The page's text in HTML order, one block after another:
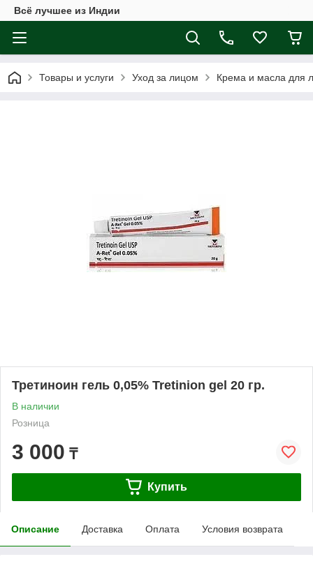
Всё лучшее из Индии
Товары и услуги Уход за лицом Крема и масла для
Третиноин гель 0,05% Tretinion gel 20 гр.
В наличии
Розница
3 000 ₸
Купить
Описание Доставка Оплата Условия возврата